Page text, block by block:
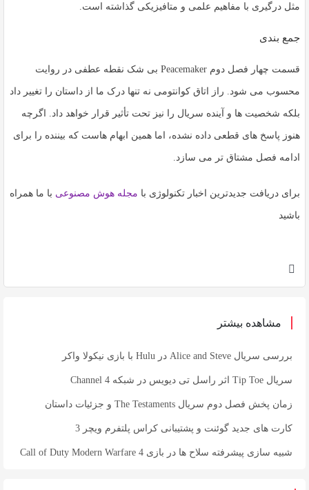
مثل درگیری با مفاهیم علمی و متافیزیکی گذاشته است.
جمع بندی
قسمت چهار فصل دوم Peacemaker بی شک نقطه عطفی در روایت
محسوب می شود. راز اتاق کوانتومی نه تنها درک ما از داستان را تغییر داد
بلکه شخصیت ها و آینده سریال را نیز تحت تأثیر قرار خواهد داد. اگرچه
هنوز پاسخ های قطعی داده نشده، اما همین ابهام هاست که بیننده را برای
ادامه فصل مشتاق تر می سازد.
برای دریافت جدیدترین اخبار تکنولوژی با مجله هوش مصنوعی با ما همراه
باشید
مشاهده بیشتر
بررسی سریال Alice and Steve در Hulu با بازی نیکولا واکر
سریال Tip Toe اثر راسل تی دیویس در شبکه Channel 4
زمان پخش فصل دوم سریال The Testaments و جزئیات داستان
کارت های جدید گوئنت و پشتیبانی کراس پلتفرم ویچر 3
شبیه سازی پیشرفته سلاح ها در بازی Call of Duty Modern Warfare 4